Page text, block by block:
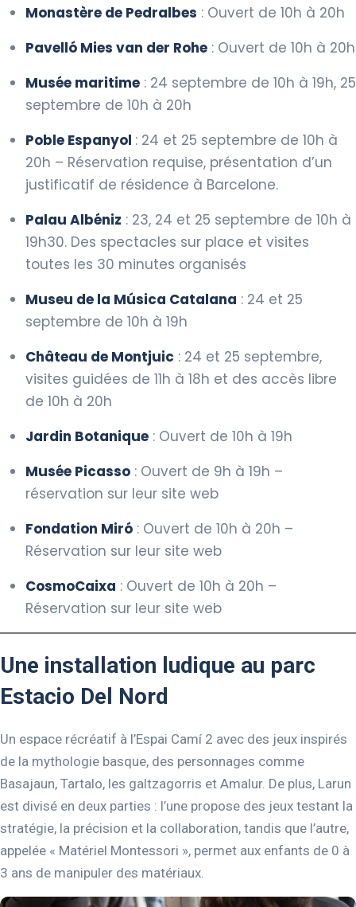
Monastère de Pedralbes : Ouvert de 10h à 20h
Pavelló Mies van der Rohe : Ouvert de 10h à 20h
Musée maritime : 24 septembre de 10h à 19h, 25
septembre de 10h à 20h
Poble Espanyol : 24 et 25 septembre de 10h à
20h – Réservation requise, présentation d’un
justificatif de résidence à Barcelone.
Palau Albéniz : 23, 24 et 25 septembre de 10h à
19h30. Des spectacles sur place et visites
toutes les 30 minutes organisés
Museu de la Música Catalana : 24 et 25
septembre de 10h à 19h
Château de Montjuic : 24 et 25 septembre,
visites guidées de 11h à 18h et des accès libre
de 10h à 20h
Jardin Botanique : Ouvert de 10h à 19h
Musée Picasso : Ouvert de 9h à 19h –
réservation sur leur site web
Fondation Miró : Ouvert de 10h à 20h –
Réservation sur leur site web
CosmoCaixa : Ouvert de 10h à 20h –
Réservation sur leur site web
Une installation ludique au parc
Estacio Del Nord
Un espace récréatif à l’Espai Camí 2 avec des jeux inspirés
de la mythologie basque, des personnages comme
Basajaun, Tartalo, les galtzagorris et Amalur. De plus, Larun
est divisé en deux parties : l’une propose des jeux testant la
stratégie, la précision et la collaboration, tandis que l’autre,
appelée « Matériel Montessori », permet aux enfants de 0 à
3 ans de manipuler des matériaux.